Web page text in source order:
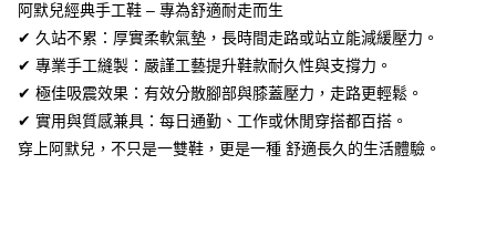
AFTEE先享後付
相關說明
【關於「AFTEE先享後付」】
AFTEE先享後付是「在收到商品之後才付款」的支付方式。 讓您購物簡單
便利好安心！
１．簡單：不需註冊會員、不需綁卡、不需儲值。
２．便利：只要手機號碼，簡訊認證，即可結帳。
ATM付款
運送方式
阿默兒經典手工鞋 – 專為舒適耐走而生
✔ 久站不累：厚實柔軟氣墊，長時間走路或站立能減緩壓力。
✔ 專業手工縫製：嚴謹工藝提升鞋款耐久性與支撐力。
✔ 極佳吸震效果：有效分散腳部與膝蓋壓力，走路更輕鬆。
✔ 實用與質感兼具：每日通勤、工作或休閒穿搭都百搭。
穿上阿默兒，不只是一雙鞋，更是一種 舒適長久的生活體驗。